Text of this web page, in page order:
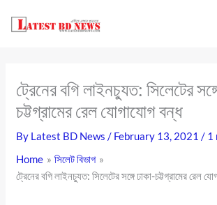
ট্রেনের বগি লাইনচ্যুত: সিলেটের
চট্টগ্রামের রেল যোগাযোগ বন্ধ
By Latest BD News/ February 13, 2021/ 1
Home
সিলেট বিভাগ
ট্রেনের বগি লাইনচ্যুত: সিলেটের সঙ্গে ঢাকা-চট্টগ্রামের রেল